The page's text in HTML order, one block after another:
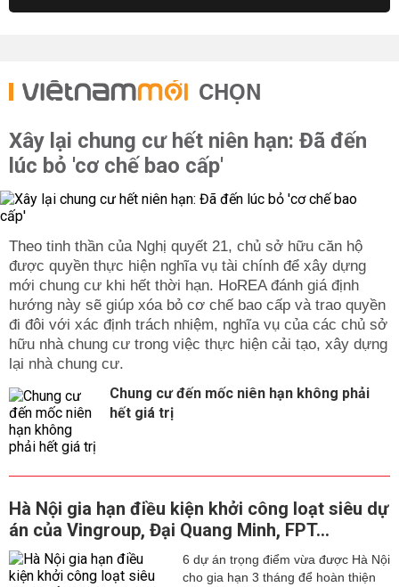
CHỌN
Xây lại chung cư hết niên hạn: Đã đến
lúc bỏ 'cơ chế bao cấp'
Theo tinh thần của Nghị quyết 21, chủ sở hữu căn hộ
được quyền thực hiện nghĩa vụ tài chính để xây dựng
mới chung cư khi hết thời hạn. HoREA đánh giá định
hướng này sẽ giúp xóa bỏ cơ chế bao cấp và trao quyền
đi đôi với xác định trách nhiệm, nghĩa vụ của các chủ sở
hữu nhà chung cư trong việc thực hiện cải tạo, xây dựng
lại nhà chung cư.
Chung cư đến mốc niên hạn không phải
hết giá trị
Hà Nội gia hạn điều kiện khởi công loạt siêu dự
án của Vingroup, Đại Quang Minh, FPT...
6 dự án trọng điểm vừa được Hà Nội
cho gia hạn 3 tháng để hoàn thiện